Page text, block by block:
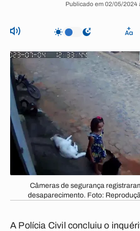
Publicado em 02/05/2024
Câmeras de segurança
desaparecimento. Foto:
A Polícia Civil concluiu o